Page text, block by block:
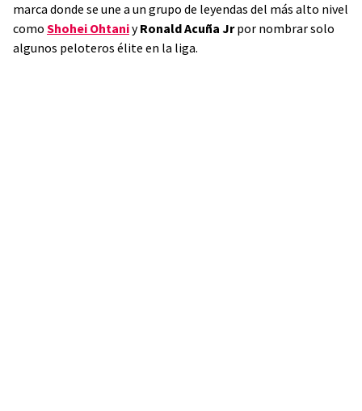
marca donde se une a un grupo de leyendas del más alto nivel
como Shohei OhtaniyRonald Acuña Jrpor nombrar solo
algunos peloteros élite en la liga.